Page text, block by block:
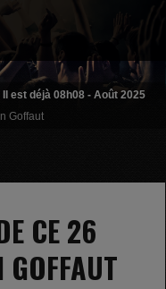
Il est déjà 08h08 - Août 2025
Goffaut
CE 26